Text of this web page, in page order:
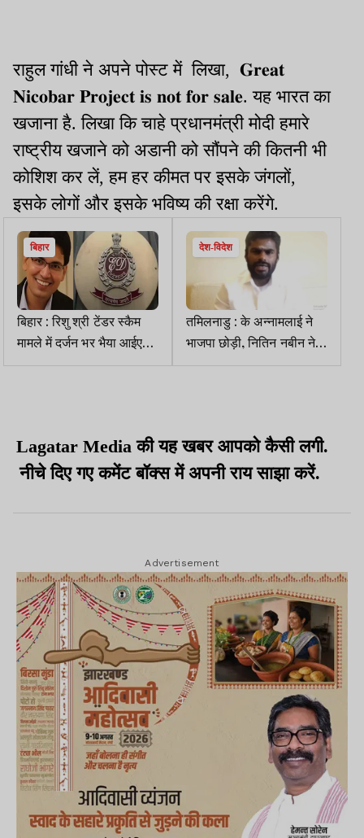
राहुल गांधी ने अपने पोस्ट में लिखा, 𝐆𝐫𝐞𝐚𝐭
𝐍𝐢𝐜𝐨𝐛𝐚𝐫 𝐏𝐫𝐨𝐣𝐞𝐜𝐭 𝐢𝐬 𝐧𝐨𝐭 𝐟𝐨𝐫 𝐬𝐚𝐥𝐞. यह भारत का
खजाना है. लिखा कि चाहे प्रधानमंत्री मोदी हमारे
राष्ट्रीय खजाने को अडानी को सौंपने की कितनी भी
कोशिश कर लें, हम हर कीमत पर इसके जंगलों,
इसके लोगों और इसके भविष्य की रक्षा करेंगे.
बिहार
बिहार : रिशु श्री टेंडर स्कैम
मामले में दर्जन भर भैया आईएएस
अधिकारी लपेटे में
देश-विदेश
तमिलनाडु : के अन्नामलाई ने
भाजपा छोड़ी, नितिन नबीन ने
इस्तीफा स्वीकार किया
Lagatar Media की यह खबर आपको कैसी लगी.
नीचे दिए गए कमेंट बॉक्स में अपनी राय साझा करें.
Advertisement